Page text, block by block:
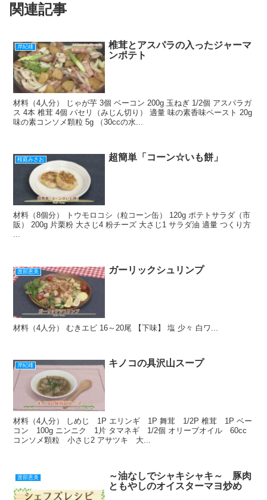
o
k
関連記事
岸紀雄
椎茸とアスパラの入ったジャーマ
ンポテト
材料（4人分） じゃが芋 3個 ベーコン 200g 玉ねぎ 1/2個 アスパラガ
ス 4本 椎茸 4個 パセリ（みじん切り） 適量 味の素香味ペースト 20g
味の素コンソメ顆粒 5g （30ccの水...
桜庭みさお 超簡単「コーン☆いも餅」
材料（8個分） トウモロコシ（粒コーン缶） 120g ポテトサラダ（市
販） 200g 片栗粉 大さじ4 粉チーズ 大さじ1 サラダ油 適量 つくり方
...
渡部恵美 ガーリックシュリンプ
材料（4人分） むきエビ 16～20尾 【下味】 塩 少々 白ワ...
岸紀雄 キノコの具沢山スープ
材料（4人分） しめじ 1P エリンギ 1P 舞茸 1/2P 椎茸 1P ベー
コン 100g ニンニク 1片 タマネギ 1/2個 オリーブオイル 60cc
コンソメ顆粒 小さじ2 アサツキ 大...
渡部恵美
～油なしでシャキシャキ～ 豚肉
ともやしのオイスターマヨ炒め